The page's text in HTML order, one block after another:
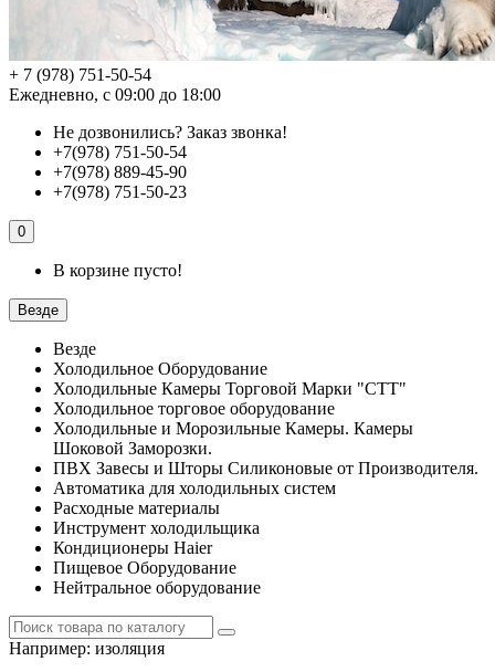
+ 7 (978) 751-50-54
Ежедневно, с 09:00 до 18:00
Не дозвонились? Заказ звонка!
+7(978) 751-50-54
+7(978) 889-45-90
+7(978) 751-50-23
0
В корзине пусто!
Везде
Везде
Холодильное Оборудование
Холодильные Камеры Торговой Марки "СТТ"
Холодильное торговое оборудование
Холодильные и Морозильные Камеры. Камеры
Шоковой Заморозки.
ПВХ Завесы и Шторы Силиконовые от Производителя.
Автоматика для холодильных систем
Расходные материалы
Инструмент холодильщика
Кондиционеры Haier
Пищевое Оборудование
Нейтральное оборудование
Например: изоляция